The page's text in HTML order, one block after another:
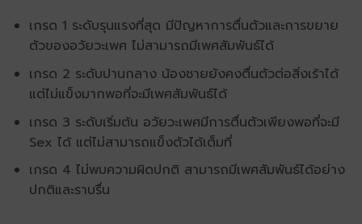
เกรด 1 ระดับรุนแรงที่สุด มีปัญหาการตื่นตัวและการขยาย
ตัวของอวัยวะเพศ ไม่สามารถมีเพศสัมพันธ์ได้
เกรด 2 ระดับปานกลาง น้องชายยังคงตื่นตัวต่อสิ่งเร้าได้
แต่ไม่แข็งมากพอที่จะมีเพศสัมพันธ์ได้
เกรด 3 ระดับเริ่มต้น อวัยวะเพศมีการตื่นตัวเพียงพอที่จะมี
Sex ได้ แต่ไม่สามารถแข็งตัวได้เต็มที่
เกรด 4 ไม่พบความผิดปกติ สามารถมีเพศสัมพันธ์ได้อย่าง
ปกติและราบรื่น